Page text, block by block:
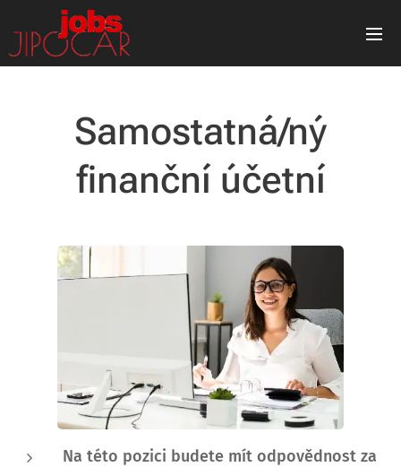
Samostatná/ný
finanční účetní
Na této pozici budete mít odpovědnost za